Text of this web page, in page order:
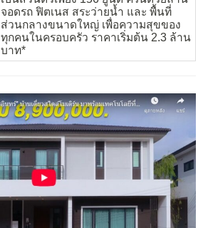
จอดรถ ฟิตเนส สระว่ายน้ำ และ พื้นที่
ส่วนกลางขนาดใหญ่ เพื่อความสุขของ
ทุกคนในครอบครัว ราคาเริ่มต้น 2.3 ล้าน
บาท*